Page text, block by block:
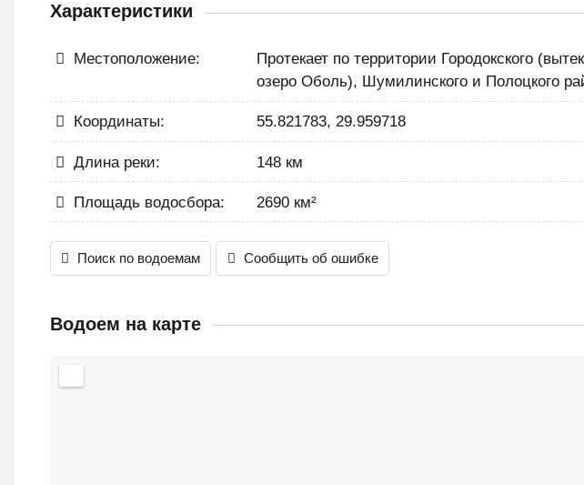
Характеристики
Местоположение:
Протекает по территории Городокского
озеро Оболь), Шумилинского и Полоцкого
Координаты: 55.821783, 29.959718
Длина реки: 148 км
Площадь водосбора: 2690 км²
Поиск по водоемам Сообщить об ошибке
Водоем на карте